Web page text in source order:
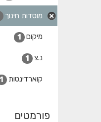
מוסדות חינוך
מיקום 1
נ.צ 1
קוארדינטות 1
פורמטים